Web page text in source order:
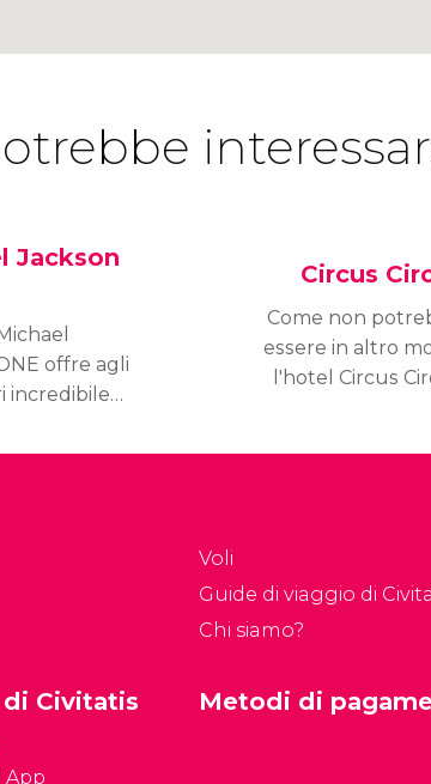
Jackson
offre agli
incredibile
messo in
Circus
Come non
essere in altro
l'hotel Circus
Voli
Guide di viaggio di
Chi siamo?
di Civitatis
App
Metodi di